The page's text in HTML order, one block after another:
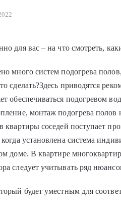
для вас – на что смотреть,
много систем подогрева
сделать?Здесь приводятся
обеспечиваться подогревом
монтаж подогрева полов
соседей поступает
установлена система
доме. В квартире
следует учитывать ряд
будет уместным для